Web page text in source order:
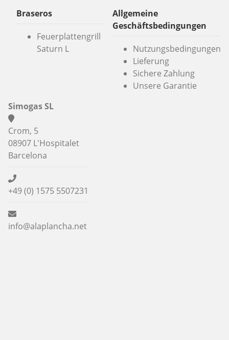
Braseros
Feuerplattengrill
Saturn L
Allgemeine
Geschäftsbedingungen
Nutzungsbedingungen
Lieferung
Sichere Zahlung
Unsere Garantie
Simogas SL
Crom, 5
08907 L'Hospitalet
Barcelona
+49 (0) 1575 5507231
info@alaplancha.net